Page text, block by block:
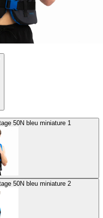
Jobe 4 Buckle gilet de sauvetage 50N bleu miniature 1
Jobe 4 Buckle gilet de sauvetage 50N bleu miniature 2